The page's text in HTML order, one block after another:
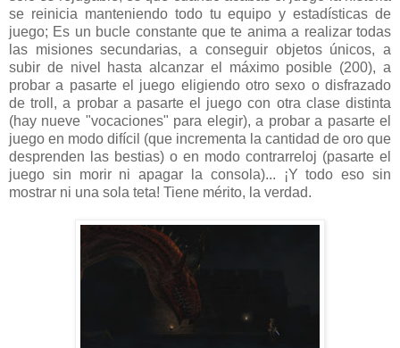
se reinicia manteniendo todo tu equipo y estadísticas de
juego; Es un bucle constante que te anima a realizar todas
las misiones secundarias, a conseguir objetos únicos, a
subir de nivel hasta alcanzar el máximo posible (200), a
probar a pasarte el juego eligiendo otro sexo o disfrazado
de troll, a probar a pasarte el juego con otra clase distinta
(hay nueve "vocaciones" para elegir), a probar a pasarte el
juego en modo difícil (que incrementa la cantidad de oro que
desprenden las bestias) o en modo contrarreloj (pasarte el
juego sin morir ni apagar la consola)... ¡Y todo eso sin
mostrar ni una sola teta! Tiene mérito, la verdad.